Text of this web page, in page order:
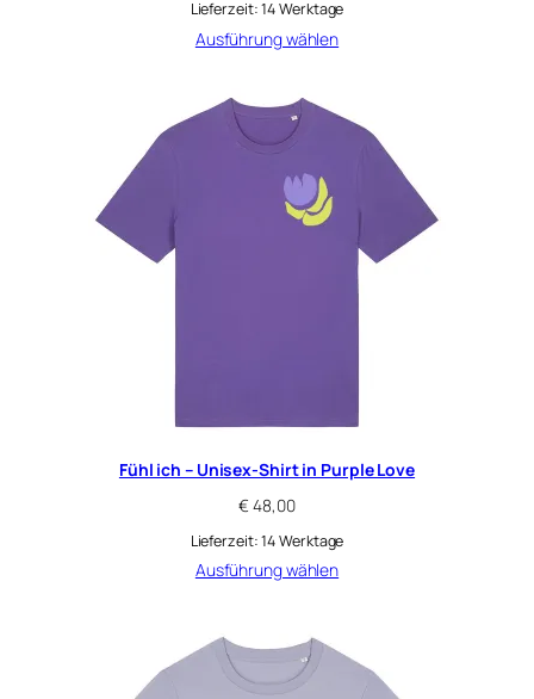
Lieferzeit:14 Werktage
Ausführung wählen
Fühl ich – Unisex-Shirt in Purple Love
€ 48,00
Lieferzeit:14 Werktage
Ausführung wählen